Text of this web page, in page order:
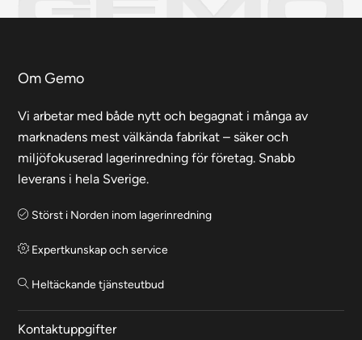
Om Gemo
Vi arbetar med både nytt och begagnat i många av
marknadens mest välkända fabrikat – säker och
miljöfokuserad lagerinredning för företag. Snabb
leverans i hela Sverige.
Störst i Norden inom lagerinredning
Expertkunskap och service
Heltäckande tjänsteutbud
Kontaktuppgifter